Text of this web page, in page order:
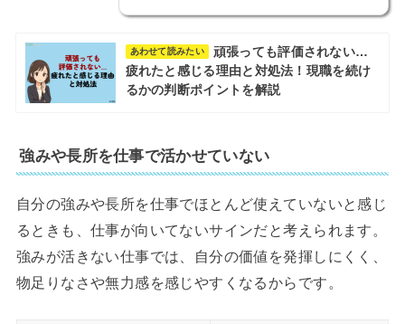
あわせて読みたい
頑張っても評価されない…
疲れたと感じる理由と対処法！現職を続け
るかの判断ポイントを解説
強みや長所を仕事で活かせていない
自分の強みや長所を仕事でほとんど使えていないと感じ
るときも、仕事が向いてないサインだと考えられます。
強みが活きない仕事では、自分の価値を発揮しにくく、
物足りなさや無力感を感じやすくなるからです。